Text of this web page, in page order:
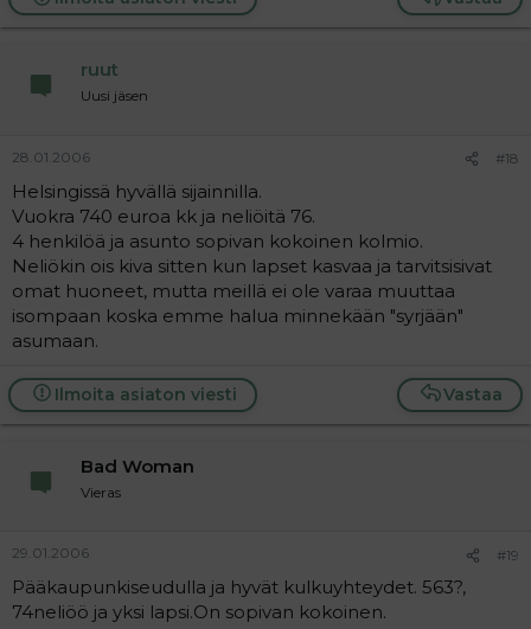
ruut
Uusi jäsen
28.01.2006 #18
Helsingissä hyvällä sijainnilla.
Vuokra 740 euroa kk ja neliöitä 76.
4 henkilöä ja asunto sopivan kokoinen kolmio.
Neliökin ois kiva sitten kun lapset kasvaa ja tarvitsisivat
omat huoneet, mutta meillä ei ole varaa muuttaa
isompaan koska emme halua minnekään "syrjään"
asumaan.
Vastaa
Ilmoita asiaton viesti
Bad Woman
Vieras
29.01.2006 #19
Pääkaupunkiseudulla ja hyvät kulkuyhteydet. 563?,
74neliöö ja yksi lapsi.On sopivan kokoinen.